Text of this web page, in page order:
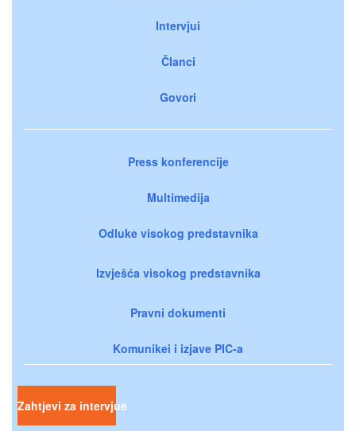
Intervjui
Članci
Govori
Press konferencije
Multimedija
Odluke visokog predstavnika
Izvješća visokog predstavnika
Pravni dokumenti
Komunikei i izjave PIC-a
Zahtjevi za intervjue